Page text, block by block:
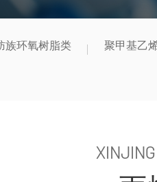
族环氧树脂类 聚甲基乙